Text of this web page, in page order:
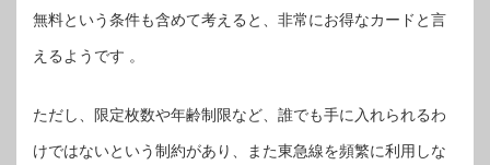
無料という条件も含めて考えると、非常にお得なカードと言
えるようです 。
ただし、限定枚数や年齢制限など、誰でも手に入れられるわ
けではないという制約があり、また東急線を頻繁に利用しな